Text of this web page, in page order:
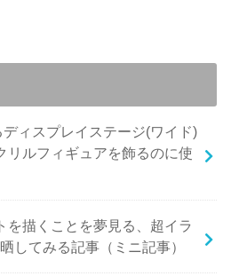
ィスプレイステージ(ワイド)
リルフィギュアを飾るのに使
を描くことを夢見る、超イラ
してみる記事（ミニ記事）